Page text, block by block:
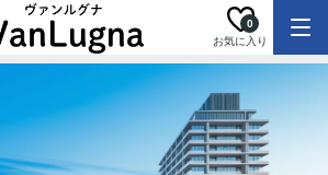
お気に入り
0